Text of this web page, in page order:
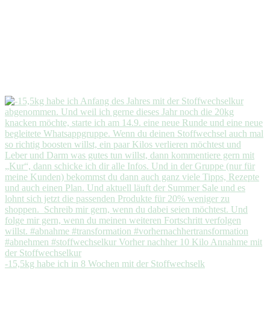
-15,5kg habe ich in 8 Wochen mit der Stoffwechselk